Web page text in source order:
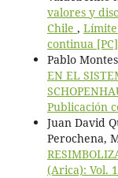
valores y
Chile , Límite
continua [PC]
Pablo
EN EL
Publicación
Juan David
Perochena,
(Arica): Vol.